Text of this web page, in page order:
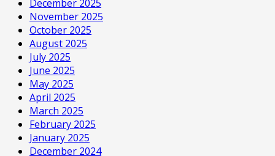
December 2025
November 2025
October 2025
August 2025
July 2025
June 2025
May 2025
April 2025
March 2025
February 2025
January 2025
December 2024